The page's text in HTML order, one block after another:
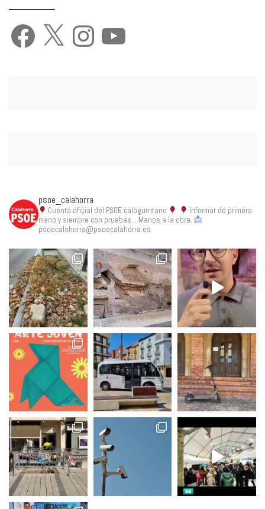
Facebook Instagram YouTube
psoe_calahorra
Cuenta oficial del PSOE calagurritano
Informar de primera
mano y siempre con pruebas... Manos a la obra.
psoecalahorra@psoecalahorra.es